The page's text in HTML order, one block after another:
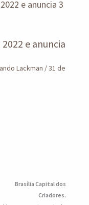
e anuncia
Lackman /31 de
Brasília Capital dos
Criadores.